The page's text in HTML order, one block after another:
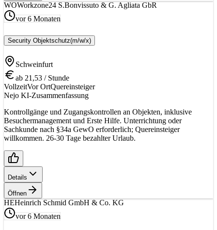
WOWorkzone24 S.Bonvissuto & G. Agliata GbR
vor 6 Monaten
Security Objektschutz(m/w/x)
Schweinfurt
ab 21,53 / Stunde
VollzeitVor OrtQuereinsteiger
Nejo KI-Zusammenfassung
Kontrollgänge und Zugangskontrollen an Objekten, inklusive
Besuchermanagement und Erste Hilfe. Unterrichtung oder
Sachkunde nach §34a GewO erforderlich; Quereinsteiger
willkommen. 26-30 Tage bezahlter Urlaub.
Details
Öffnen
HEHeinrich Schmid GmbH & Co. KG
vor 6 Monaten